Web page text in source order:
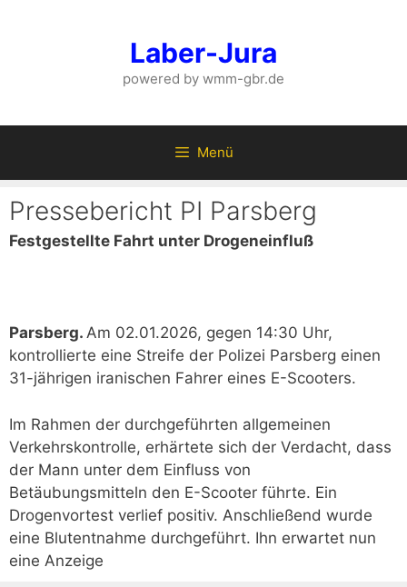
Laber-Jura
powered by wmm-gbr.de
Menü
Pressebericht PI Parsberg
Festgestellte Fahrt unter Drogeneinfluß
Parsberg. Am 02.01.2026, gegen 14:30 Uhr,
kontrollierte eine Streife der Polizei Parsberg einen
31-jährigen iranischen Fahrer eines E-Scooters.
Im Rahmen der durchgeführten allgemeinen
Verkehrskontrolle, erhärtete sich der Verdacht, dass
der Mann unter dem Einfluss von
Betäubungsmitteln den E-Scooter führte. Ein
Drogenvortest verlief positiv. Anschließend wurde
eine Blutentnahme durchgeführt. Ihn erwartet nun
eine Anzeige